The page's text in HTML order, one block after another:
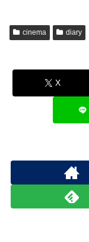
cinema diary
X